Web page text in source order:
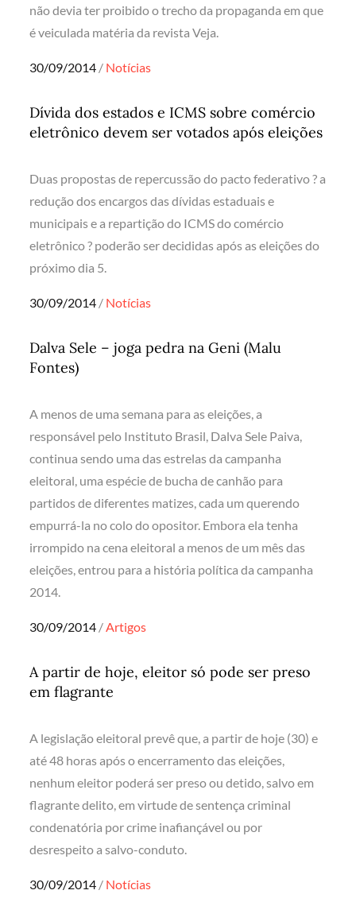
não devia ter proibido o trecho da propaganda em que
é veiculada matéria da revista Veja.
Posted
30/09/2014 Notícias
Dívida dos estados e ICMS sobre comércio
eletrônico devem ser votados após eleições
Duas propostas de repercussão do pacto federativo ? a
redução dos encargos das dívidas estaduais e
municipais e a repartição do ICMS do comércio
eletrônico ? poderão ser decididas após as eleições do
próximo dia 5.
Posted
30/09/2014 Notícias
Dalva Sele – joga pedra na Geni (Malu
Fontes)
A menos de uma semana para as eleições, a
responsável pelo Instituto Brasil, Dalva Sele Paiva,
continua sendo uma das estrelas da campanha
eleitoral, uma espécie de bucha de canhão para
partidos de diferentes matizes, cada um querendo
empurrá-la no colo do opositor. Embora ela tenha
irrompido na cena eleitoral a menos de um mês das
eleições, entrou para a história política da campanha
2014.
Posted
30/09/2014 Artigos
A partir de hoje, eleitor só pode ser preso
em flagrante
A legislação eleitoral prevê que, a partir de hoje (30) e
até 48 horas após o encerramento das eleições,
nenhum eleitor poderá ser preso ou detido, salvo em
flagrante delito, em virtude de sentença criminal
condenatória por crime inafiançável ou por
desrespeito a salvo-conduto.
Posted
30/09/2014 Notícias